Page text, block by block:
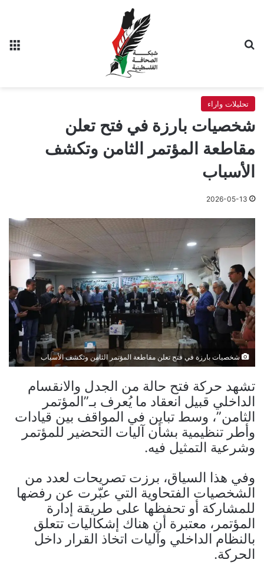
تحليلات واراء
شخصيات بارزة في فتح تعلن
مقاطعة المؤتمر الثامن وتكشف
الأسباب
2026-05-13
شخصيات بارزة في فتح تعلن مقاطعة المؤتمر الثامن وتكشف الأسباب
تشهد حركة فتح حالة من الجدل والانقسام
الداخلي قبيل انعقاد ما يُعرف بـ”المؤتمر
الثامن”، وسط تباين في المواقف بين قيادات
وأطر تنظيمية بشأن آليات التحضير للمؤتمر
وشرعية التمثيل فيه.
وفي هذا السياق، برزت تصريحات لعدد من
الشخصيات الفتحاوية التي عبّرت عن رفضها
للمشاركة أو تحفظها على طريقة إدارة
المؤتمر، معتبرة أن هناك إشكاليات تتعلق
بالنظام الداخلي وآليات اتخاذ القرار داخل
الحركة.